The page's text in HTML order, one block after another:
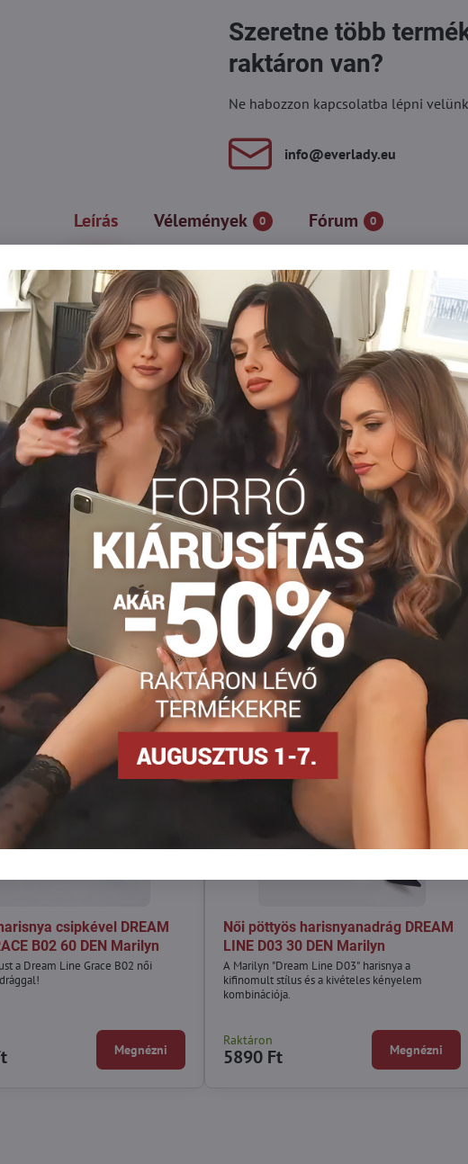
Szeretne több
raktáron van?
Ne habozzon kapcsolatba lépni
info​@everlady​.eu
Leírás Vélemények 0 Fórum 0
és a kényelem kombinációja, amely minden stílust kiemel. Puha,
napos viselethez. A finoman csillogó minta egyedi karaktert kölcsönöz
és hétköznapi szettekhez is, aminek köszönhetően minden
akik értékelik az egyedi részleteket és a kényelmet.
pamut
Harisnya 50-60 DEN-es Harisnyanadrág DEN
FacebookTwitterBlueskyPinterestReddit LinkedInWhatsApp
E-
mail
csipkével DREAM
B02 60 DEN Marilyn
a Dream Line Grace B02 női
Megnézni
Női pöttyös harisnyanadrág DREAM
LINE D03 30 DEN Marilyn
A Marilyn "Dream Line D03" harisnya a
kifinomult stílus és a kivételes kényelem
kombinációja.
Raktáron
5890 Ft Megnézni